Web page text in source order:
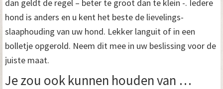
dan geldt de regel – beter te groot dan te klein -. Iedere
hond is anders en u kent het beste de lievelings-
slaaphouding van uw hond. Lekker languit of in een
bolletje opgerold. Neem dit mee in uw beslissing voor de
juiste maat.
Je zou ook kunnen houden van …